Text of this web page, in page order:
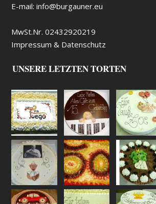
E-mail:info@burgauner.eu
MwSt.Nr. 02432920219
Impressum & Datenschutz
UNSERE LETZTEN TORTEN